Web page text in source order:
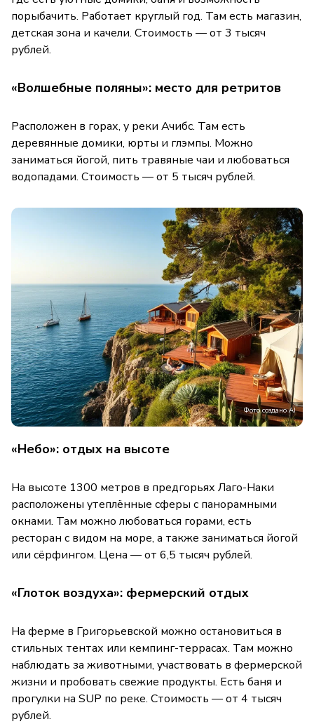
порыбачить. Работает круглый год. Там есть магазин,
детская зона и качели. Стоимость — от 3 тысяч
рублей.
«Волшебные поляны»: место для ретритов
Расположен в горах, у реки Ачибс. Там есть
деревянные домики, юрты и глэмпы. Можно
заниматься йогой, пить травяные чаи и любоваться
водопадами. Стоимость — от 5 тысяч рублей.
Фото создано AI
«Небо»: отдых на высоте
На высоте 1300 метров в предгорьях Лаго-Наки
расположены утеплённые сферы с панорамными
окнами. Там можно любоваться горами, есть
ресторан с видом на море, а также заниматься йогой
или сёрфингом. Цена — от 6,5 тысяч рублей.
«Глоток воздуха»: фермерский отдых
На ферме в Григорьевской можно остановиться в
стильных тентах или кемпинг-террасах. Там можно
наблюдать за животными, участвовать в фермерской
жизни и пробовать свежие продукты. Есть баня и
прогулки на SUP по реке. Стоимость — от 4 тысяч
рублей.